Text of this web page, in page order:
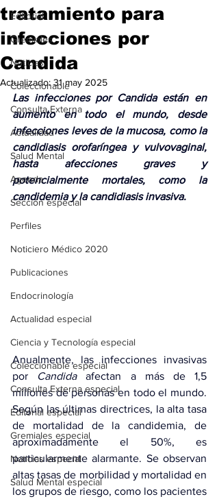
Editorial
Gremiales
Noticias
Coleccionable
Consulta Externa
Actualidad
Salud Mental
Agenda
Sección especial
Perfiles
Noticiero Médico 2020
Publicaciones
Endocrinología
Actualidad especial
Ciencia y Tecnología especial
Coleccionable especial
Consulta Externa especial
Editorial especial
Gremiales especial
Noticias especial
Salud Mental especial
tratamiento para
infecciones por
Candida
Actualizado:31 may 2025
Las infecciones por Candida están en
aumento en todo el mundo, desde
infecciones leves de la mucosa, como la
candidiasis orofaríngea y vulvovaginal,
hasta afecciones graves y
potencialmente mortales, como la
candidemia y la candidiasis invasiva.
Anualmente, las infecciones invasivas
por
Candida afectan a más de 1,5
millones de personas en todo el mundo.
Según las últimas directrices, la alta tasa
de mortalidad de la candidemia, de
aproximadamente el 50%, es
particularmente alarmante. Se observan
altas tasas de morbilidad y mortalidad en
los grupos de riesgo, como los pacientes